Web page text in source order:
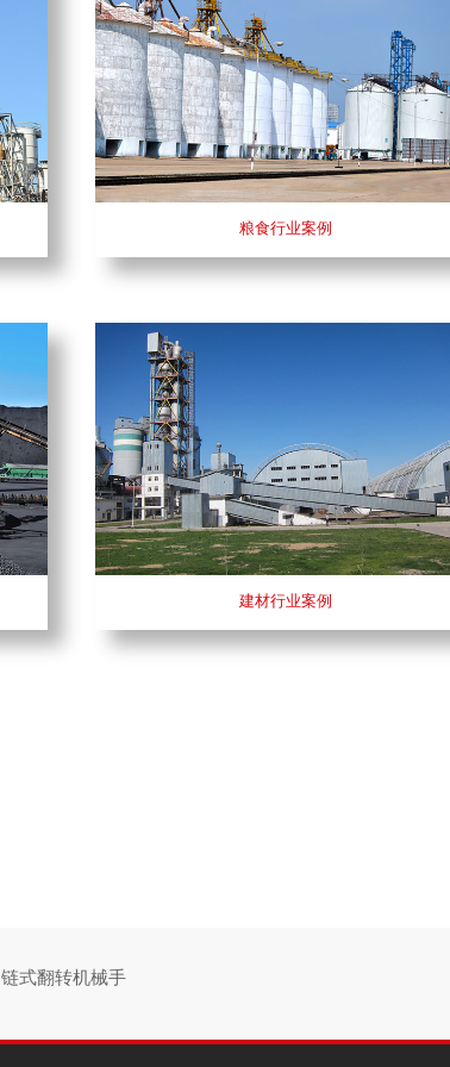
粮食行业案例
建材行业案例
链式翻转机械手